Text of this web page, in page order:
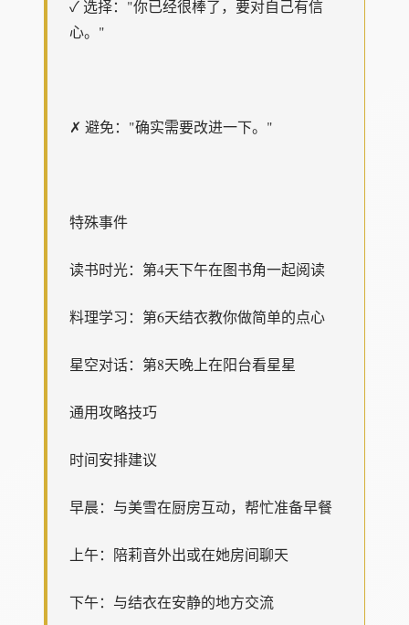
✓ 选择："你已经很棒了，要对自己有信
心。"
✗ 避免："确实需要改进一下。"
特殊事件
读书时光：第4天下午在图书角一起阅读
料理学习：第6天结衣教你做简单的点心
星空对话：第8天晚上在阳台看星星
通用攻略技巧
时间安排建议
早晨：与美雪在厨房互动，帮忙准备早餐
上午：陪莉音外出或在她房间聊天
下午：与结衣在安静的地方交流